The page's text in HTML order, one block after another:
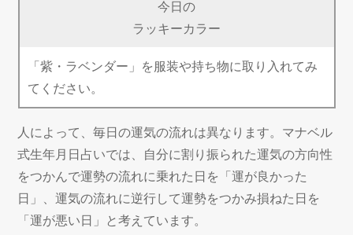
今日の
ラッキーカラー
「紫・ラベンダー」を服装や持ち物に取り入れてみ
てください。
人によって、毎日の運気の流れは異なります。マナベル
式生年月日占いでは、自分に割り振られた運気の方向性
をつかんで運勢の流れに乗れた日を「運が良かった
日」、運気の流れに逆行して運勢をつかみ損ねた日を
「運が悪い日」と考えています。